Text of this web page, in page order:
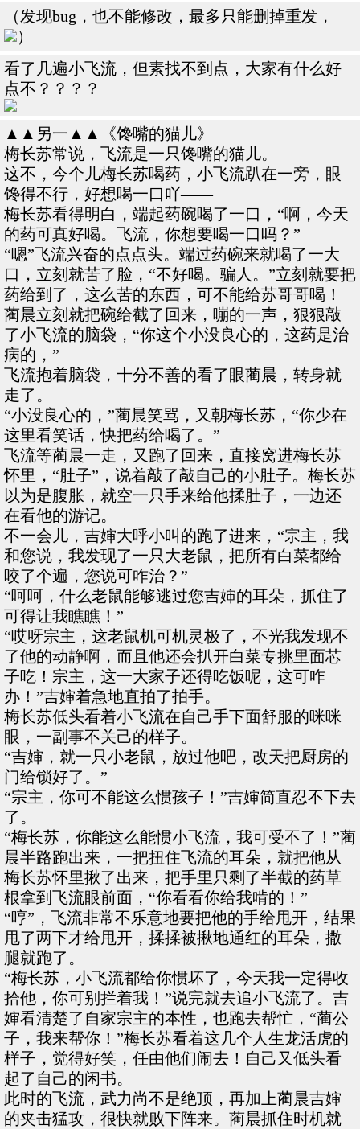
（发现bug，也不能修改，最多只能删掉重发，
）
看了几遍小飞流，但素找不到点，大家有什么好
点不？？？？
▲▲另一▲▲《馋嘴的猫儿》
梅长苏常说，飞流是一只馋嘴的猫儿。
这不，今个儿梅长苏喝药，小飞流趴在一旁，眼
馋得不行，好想喝一口吖——
梅长苏看得明白，端起药碗喝了一口，“啊，今天
的药可真好喝。飞流，你想要喝一口吗？”
“嗯”飞流兴奋的点点头。端过药碗来就喝了一大
口，立刻就苦了脸，“不好喝。骗人。”立刻就要把
药给到了，这么苦的东西，可不能给苏哥哥喝！
蔺晨立刻就把碗给截了回来，嘣的一声，狠狠敲
了小飞流的脑袋，“你这个小没良心的，这药是治
病的，”
飞流抱着脑袋，十分不善的看了眼蔺晨，转身就
走了。
“小没良心的，”蔺晨笑骂，又朝梅长苏，“你少在
这里看笑话，快把药给喝了。”
飞流等蔺晨一走，又跑了回来，直接窝进梅长苏
怀里，“肚子”，说着敲了敲自己的小肚子。梅长苏
以为是腹胀，就空一只手来给他揉肚子，一边还
在看他的游记。
不一会儿，吉婶大呼小叫的跑了进来，“宗主，我
和您说，我发现了一只大老鼠，把所有白菜都给
咬了个遍，您说可咋治？”
“呵呵，什么老鼠能够逃过您吉婶的耳朵，抓住了
可得让我瞧瞧！”
“哎呀宗主，这老鼠机可机灵极了，不光我发现不
了他的动静啊，而且他还会扒开白菜专挑里面芯
子吃！宗主，这一大家子还得吃饭呢，这可咋
办！”吉婶着急地直拍了拍手。
梅长苏低头看着小飞流在自己手下面舒服的咪咪
眼，一副事不关己的样子。
“吉婶，就一只小老鼠，放过他吧，改天把厨房的
门给锁好了。”
“宗主，你可不能这么惯孩子！”吉婶简直忍不下去
了。
“梅长苏，你能这么能惯小飞流，我可受不了！”蔺
晨半路跑出来，一把扭住飞流的耳朵，就把他从
梅长苏怀里揪了出来，把手里只剩了半截的药草
根拿到飞流眼前面，“你看看你给我啃的！”
“哼”，飞流非常不乐意地要把他的手给甩开，结果
甩了两下才给甩开，揉揉被揪地通红的耳朵，撒
腿就跑了。
“梅长苏，小飞流都给你惯坏了，今天我一定得收
拾他，你可别拦着我！”说完就去追小飞流了。吉
婶看清楚了自家宗主的本性，也跑去帮忙，“蔺公
子，我来帮你！”梅长苏看着这几个人生龙活虎的
样子，觉得好笑，任由他们闹去！自己又低头看
起了自己的闲书。
此时的飞流，武力尚不是绝顶，再加上蔺晨吉婶
的夹击猛攻，很快就败下阵来。蔺晨抓住时机就